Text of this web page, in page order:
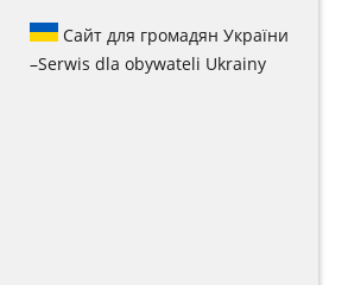
Сайт для громадян України
–Serwis dla obywateli Ukrainy